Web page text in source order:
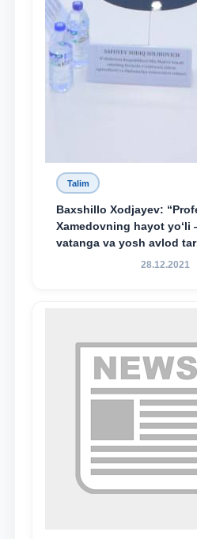
Talim
Baxshillo Xodjayev:
Xamedovning hayot yo‘li
vatanga va yosh avlod
sodiqlikning oliy28.12.2021